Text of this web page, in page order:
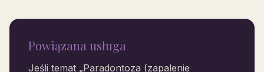
Powiązana usługa
Jeśli temat „Paradontoza (zapalenie